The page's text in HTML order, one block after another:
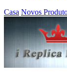
Casa Novos